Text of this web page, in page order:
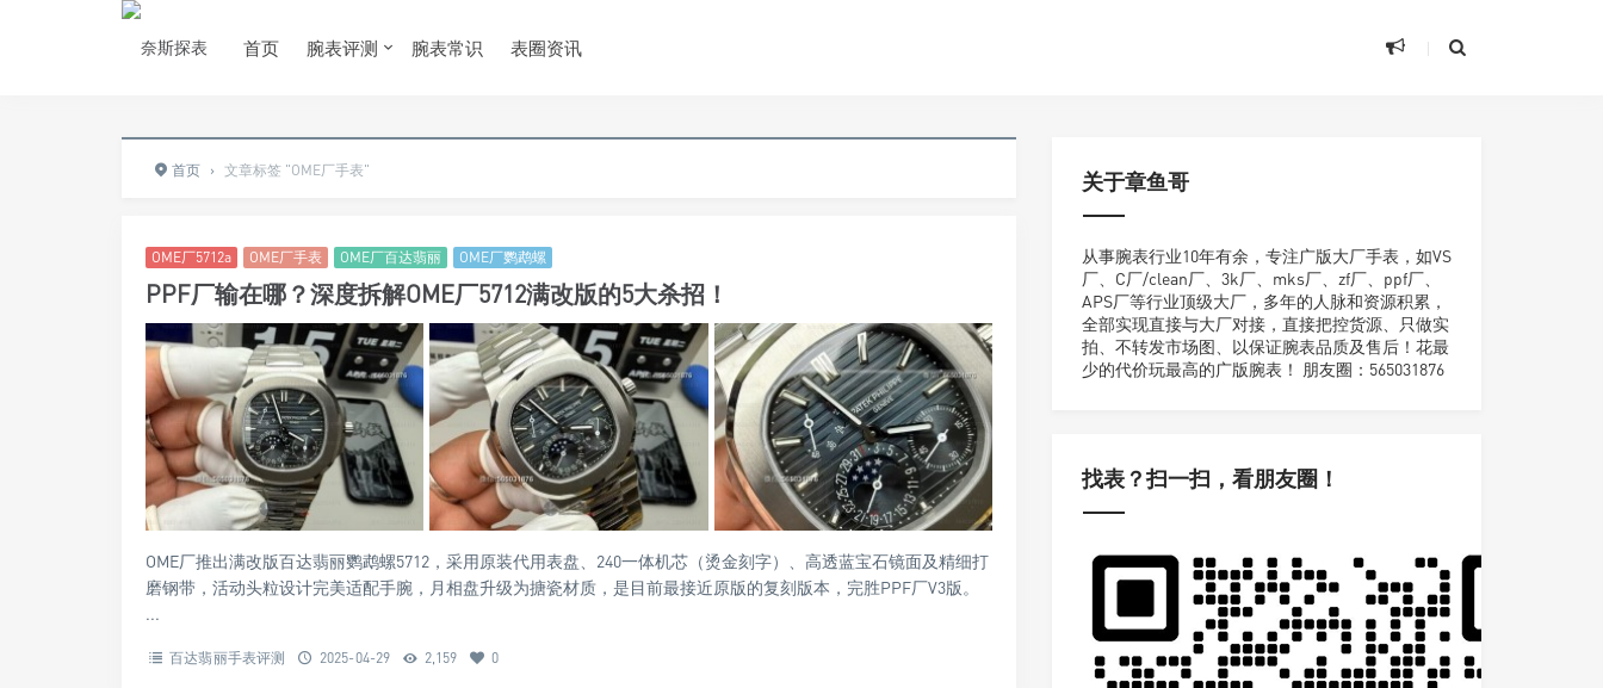
首页 腕表评测 腕表常识 表圈资讯
首页 › 文章标签 "OME厂手表"
OME厂5712a OME厂手表 OME厂百达翡丽 OME厂鹦鹉螺
PPF厂输在哪？深度拆解OME厂5712满改版的5大杀招！
OME厂推出满改版百达翡丽鹦鹉螺5712，采用原装代用表盘、240一体机芯（烫金刻字）、高透蓝宝石镜面及精细打
磨钢带，活动头粒设计完美适配手腕，月相盘升级为搪瓷材质，是目前最接近原版的复刻版本，完胜PPF厂V3版。
...
百达翡丽手表评测 2025-04-29 2,159 0
关于章鱼哥
从事腕表行业10年有余，专注广版大厂手表，如VS
厂、C厂/clean厂、3k厂、mks厂、zf厂、ppf厂、
APS厂等行业顶级大厂，多年的人脉和资源积累，
全部实现直接与大厂对接，直接把控货源、只做实
拍、不转发市场图、以保证腕表品质及售后！花最
少的代价玩最高的广版腕表！ 朋友圈：565031876
找表？扫一扫，看朋友圈！